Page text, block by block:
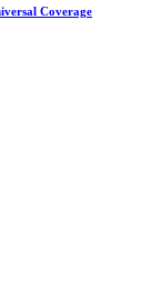
Coverage